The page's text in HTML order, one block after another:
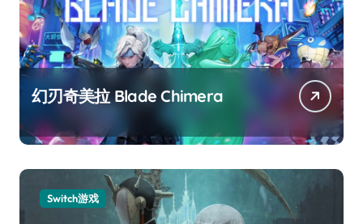
幻刃奇美拉 Blade Chimera
Switch游戏